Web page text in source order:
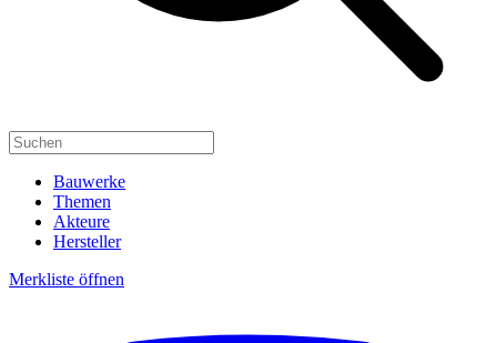
Bauwerke
Themen
Akteure
Hersteller
Merkliste öffnen